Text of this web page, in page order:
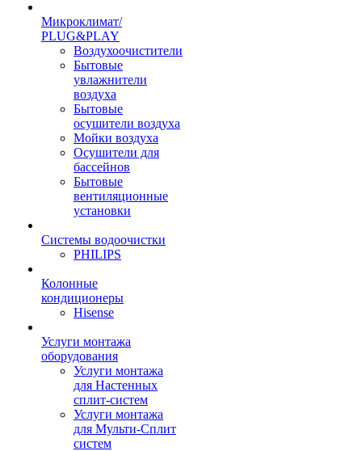
Микроклимат/
PLUG&PLAY
Воздухоочистители
Бытовые
увлажнители
воздуха
Бытовые
осушители воздуха
Мойки воздуха
Осушители для
бассейнов
Бытовые
вентиляционные
установки
Системы водоочистки
PHILIPS
Колонные
кондиционеры
Hisense
Услуги монтажа
оборудования
Услуги монтажа
для Настенных
сплит-систем
Услуги монтажа
для Мульти-Сплит
систем